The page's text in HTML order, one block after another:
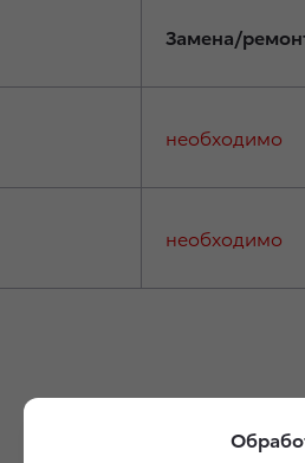
Замена/
необходимо
необходимо